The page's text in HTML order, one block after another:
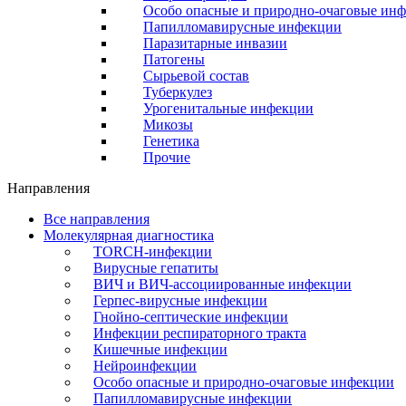
Особо опасные и природно-очаговые
Папилломавирусные инфекции
Паразитарные инвазии
Патогены
Сырьевой состав
Туберкулез
Урогенитальные инфекции
Микозы
Генетика
Прочие
Направления
Все направления
Молекулярная диагностика
TORCH-инфекции
Вирусные гепатиты
ВИЧ и ВИЧ-ассоциированные инфекции
Герпес-вирусные инфекции
Гнойно-септические инфекции
Инфекции респираторного тракта
Кишечные инфекции
Нейроинфекции
Особо опасные и природно-очаговые инфекции
Папилломавирусные инфекции